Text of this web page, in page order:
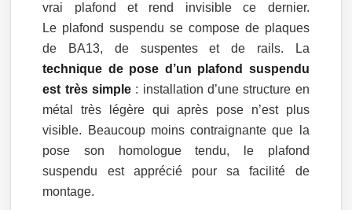
vrai plafond et rend invisible ce dernier.
Le plafond suspendu se compose de plaques
de BA13, de suspentes et de rails. La
technique de pose d’un plafond suspendu
est très simple : installation d’une structure en
métal très légère qui après pose n’est plus
visible. Beaucoup moins contraignante que la
pose son homologue tendu, le plafond
suspendu est apprécié pour sa facilité de
montage.